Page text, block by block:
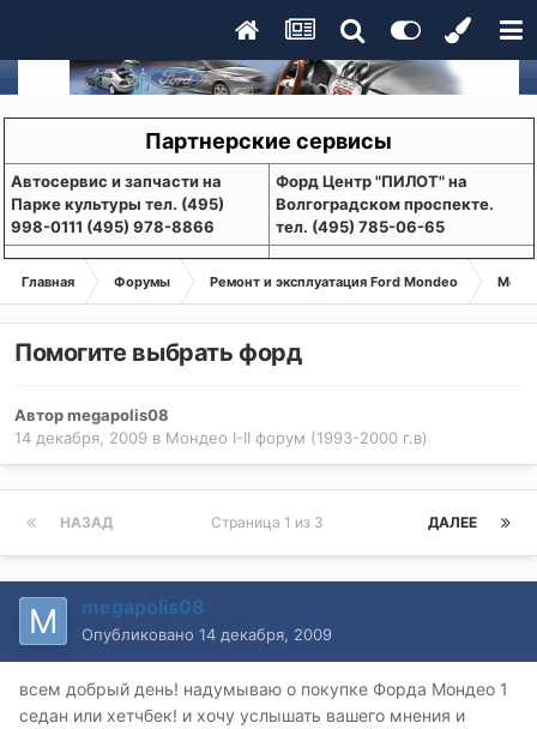
Партнерские сервисы
Aвтосервис и запчасти на
Парке культуры тел. (495)
998-0111 (495) 978-8866
Форд Центр "ПИЛОТ" на
Волгоградском проспекте.
тел. (495) 785-06-65
Главная Форумы Ремонт и эксплуатация Ford Mondeo
Помогите выбрать форд
Авторmegapolis08
14 декабря, 2009 в Мондео I-II форум (1993-2000 г.в)
НАЗАД ДАЛЕЕ
Страница 1 из 3
megapolis08
Опубликовано 14 декабря, 2009
всем добрый день! надумываю о покупке Форда Мондео 1
седан или хетчбек! и хочу услышать вашего мнения и